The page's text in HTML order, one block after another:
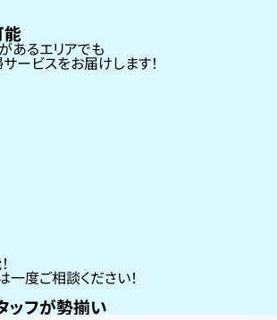
能
あるエリアでも
ービスをお届けします！
度ご相談ください！
ッフが勢揃い